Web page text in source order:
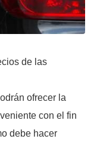
de las
ofrecer la
con el fin
debe hacer